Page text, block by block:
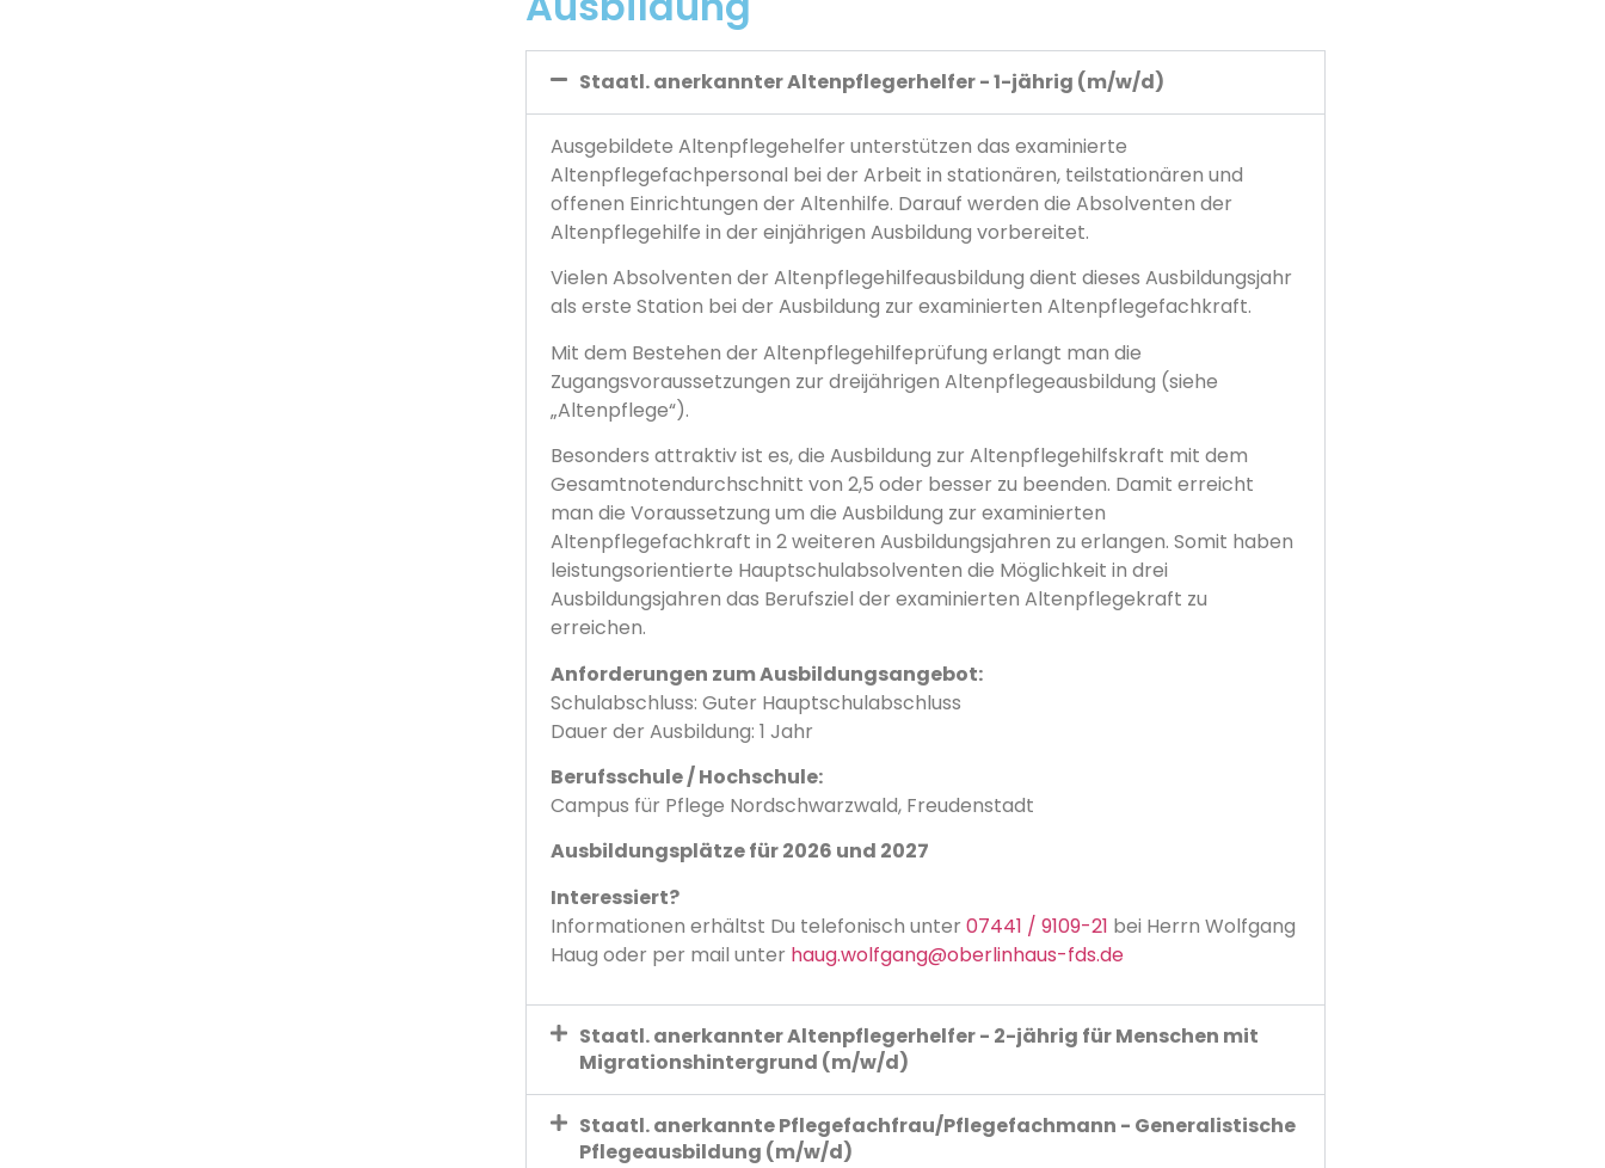
Staatl. anerkannter Altenpflegerhelfer - 1-jährig (m/w/d)
Ausgebildete Altenpflegehelfer unterstützen das examinierte
Altenpflegefachpersonal bei der Arbeit in stationären, teilstationären und
offenen Einrichtungen der Altenhilfe. Darauf werden die Absolventen der
Altenpflegehilfe in der einjährigen Ausbildung vorbereitet.
Vielen Absolventen der Altenpflegehilfeausbildung dient dieses Ausbildungsjahr
als erste Station bei der Ausbildung zur examinierten Altenpflegefachkraft.
Mit dem Bestehen der Altenpflegehilfeprüfung erlangt man die
Zugangsvoraussetzungen zur dreijährigen Altenpflegeausbildung (siehe
„Altenpflege“).
Besonders attraktiv ist es, die Ausbildung zur Altenpflegehilfskraft mit dem
Gesamtnotendurchschnitt von 2,5 oder besser zu beenden. Damit erreicht
man die Voraussetzung um die Ausbildung zur examinierten
Altenpflegefachkraft in 2 weiteren Ausbildungsjahren zu erlangen. Somit haben
leistungsorientierte Hauptschulabsolventen die Möglichkeit in drei
Ausbildungsjahren das Berufsziel der examinierten Altenpflegekraft zu
erreichen.
Anforderungen zum Ausbildungsangebot:
Schulabschluss: Guter Hauptschulabschluss
Dauer der Ausbildung: 1 Jahr
Berufsschule / Hochschule:
Campus für Pflege Nordschwarzwald, Freudenstadt
Ausbildungsplätze für 2026 und 2027
Interessiert?
Informationen erhältst Du telefonisch unter 07441 / 9109-21 bei Herrn Wolfgang
Haug oder per mail unter haug.wolfgang@oberlinhaus-fds.de
Staatl. anerkannter Altenpflegerhelfer - 2-jährig für Menschen mit
Migrationshintergrund (m/w/d)
Staatl. anerkannte Pflegefachfrau/Pflegefachmann - Generalistische
Pflegeausbildung (m/w/d)